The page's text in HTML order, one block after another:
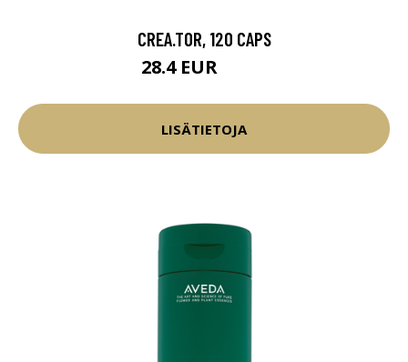
CREA.TOR, 120 CAPS
28.4 EUR
LISÄTIETOJA